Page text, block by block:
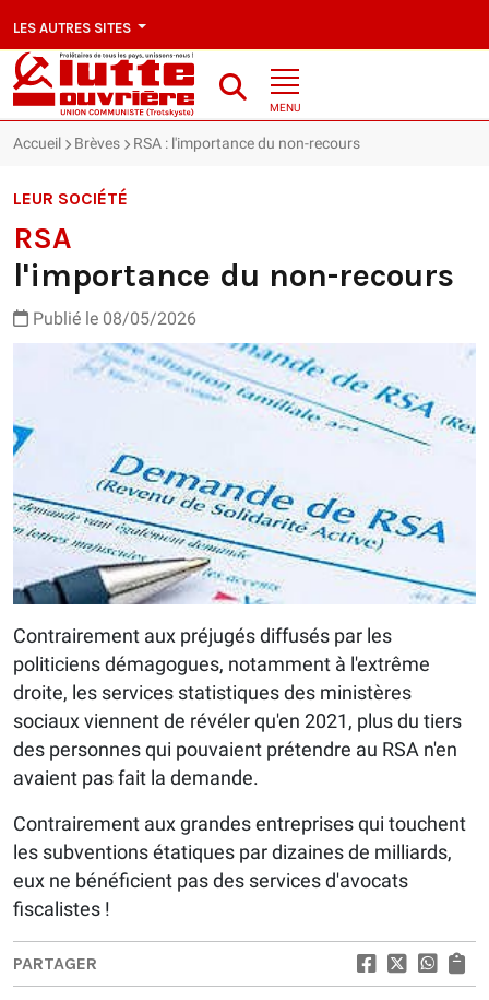
LES AUTRES SITES
MENU
Accueil Brèves RSA : l'importance du non-recours
LEUR SOCIÉTÉ
RSA
l'importance du non-recours
Publié le 08/05/2026
Contrairement aux préjugés diffusés par les
politiciens démagogues, notamment à l'extrême
droite, les services statistiques des ministères
sociaux viennent de révéler qu'en 2021, plus du tiers
des personnes qui pouvaient prétendre au RSA n'en
avaient pas fait la demande.
Contrairement aux grandes entreprises qui touchent
les subventions étatiques par dizaines de milliards,
eux ne bénéficient pas des services d'avocats
fiscalistes !
PARTAGER